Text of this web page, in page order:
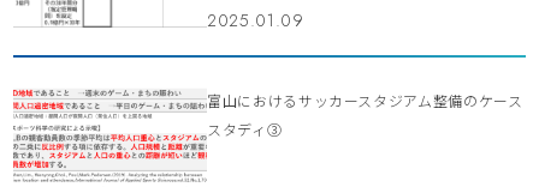
2025.01.09
富山におけるサッカースタジアム整備のケース
スタディ③